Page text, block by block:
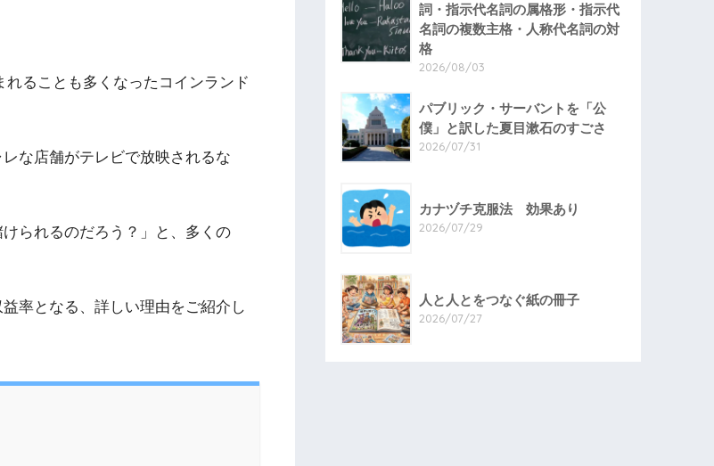
ることも多くなったコインランド
な店舗がテレビで放映されるな
られるのだろう？」と、多くの
率となる、詳しい理由をご紹介し
詞・指示代名詞の属格形・指示代
名詞の複数主格・人称代名詞の対
格
2026/08/03
パブリック・サーバントを「公
僕」と訳した夏目漱石のすごさ
2026/07/31
カナヅチ克服法 効果あり
2026/07/29
人と人とをつなぐ紙の冊子
2026/07/27